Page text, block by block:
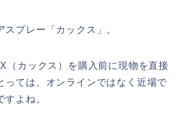
スプレー「カックス」。
（カックス）を購入前に現物を直接
っては、オンラインではなく近場で
すよね。